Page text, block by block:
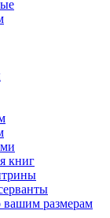
книг
размерам